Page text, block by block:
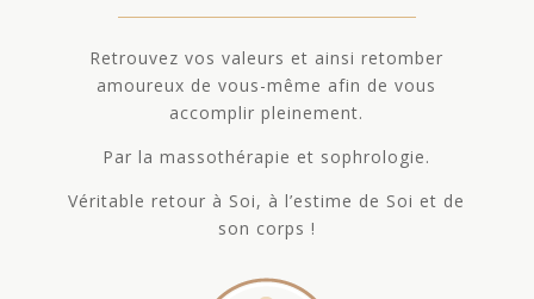
Retrouvez vos valeurs et ainsi retomber
amoureux de vous-même afin de vous
accomplir pleinement.
Par la massothérapie et sophrologie.
Véritable retour à Soi, à l’estime de Soi et de
son corps !